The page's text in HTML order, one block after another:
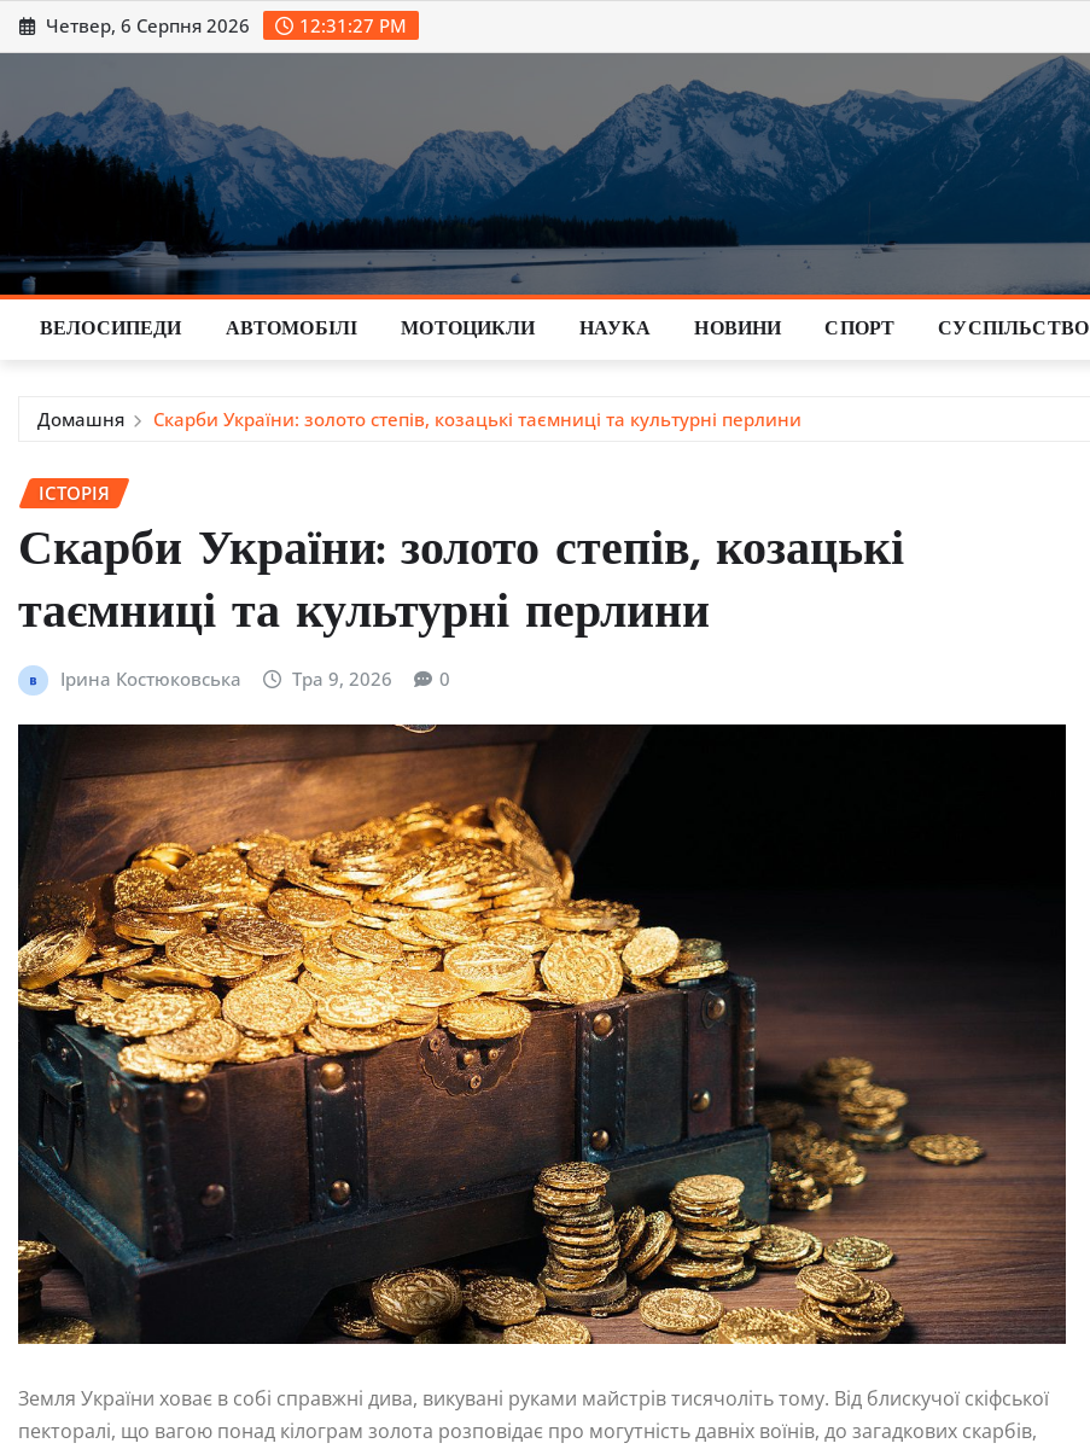
Перейти
до
Четвер, 6 Серпня 2026 12:31:28 PM
ВЕЛОСИПЕДИ АВТОМОБІЛІ МОТОЦИКЛИ НАУКА НОВИНИ СПОРТ СУСПІЛЬСТВО
Домашня Скарби України: золото степів, козацькі таємниці та культурні перлини
ІСТОРІЯ
Скарби України: золото степів, козацькі
таємниці та культурні перлини
Ірина Костюковська Тра 9, 2026 0
Земля України ховає в собі справжні дива, викувані руками майстрів тисячоліть тому. Від блискучої скіфської
пекторалі, що вагою понад кілограм золота розповідає про могутність давніх воїнів, до загадкових скарбів,